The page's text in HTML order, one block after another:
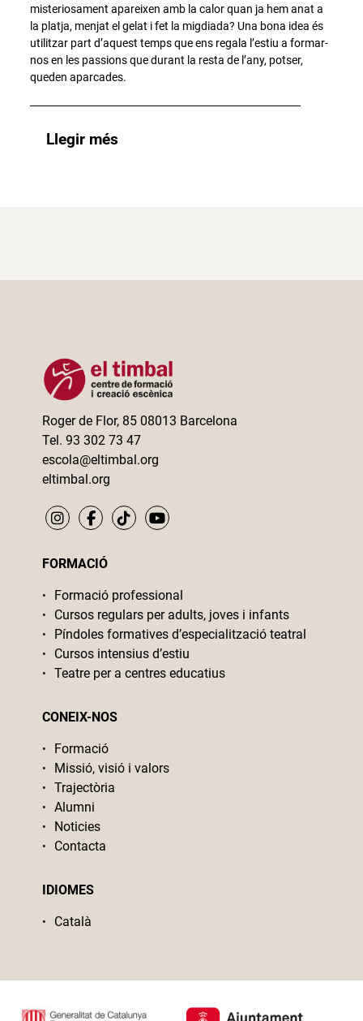
misteriosament apareixen amb la calor quan ja hem anat a
la platja, menjat el gelat i fet la migdiada? Una bona idea és
utilitzar part d’aquest temps que ens regala l’estiu a formar-
nos en les passions que durant la resta de l’any, potser,
queden aparcades.
Llegir més
Roger de Flor, 85 08013 Barcelona
Tel. 93 302 73 47
escola@eltimbal.org
eltimbal.org
FORMACIÓ
Formació professional
Cursos regulars per adults, joves i infants
Píndoles formatives d’especialització teatral
Cursos intensius d’estiu
Teatre per a centres educatius
CONEIX-NOS
Formació
Missió, visió i valors
Trajectòria
Alumni
Noticies
Contacta
IDIOMES
Català